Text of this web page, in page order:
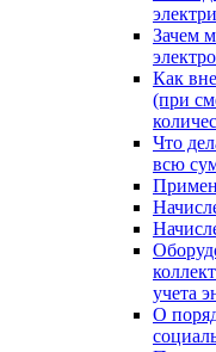
Зачем
Как
(при
Что
всю
учета
О